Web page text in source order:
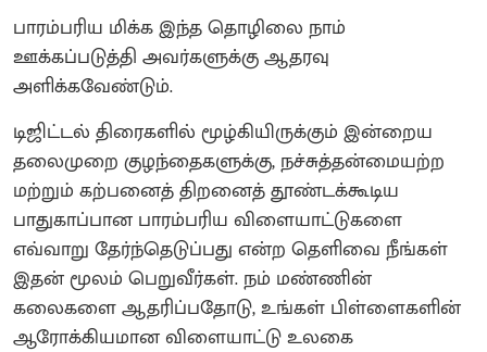
பாரம்பரிய மிக்க இந்த தொழிலை நாம்
ஊக்கப்படுத்தி அவர்களுக்கு ஆதரவு
அளிக்கவேண்டும்.
டிஜிட்டல் திரைகளில் மூழ்கியிருக்கும் இன்றைய
தலைமுறை குழந்தைகளுக்கு, நச்சுத்தன்மையற்ற
மற்றும் கற்பனைத் திறனைத் தூண்டக்கூடிய
பாதுகாப்பான பாரம்பரிய விளையாட்டுகளை
எவ்வாறு தேர்ந்தெடுப்பது என்ற தெளிவை நீங்கள்
இதன் மூலம் பெறுவீர்கள். நம் மண்ணின்
கலைகளை ஆதரிப்பதோடு, உங்கள் பிள்ளைகளின்
ஆரோக்கியமான விளையாட்டு உலகை